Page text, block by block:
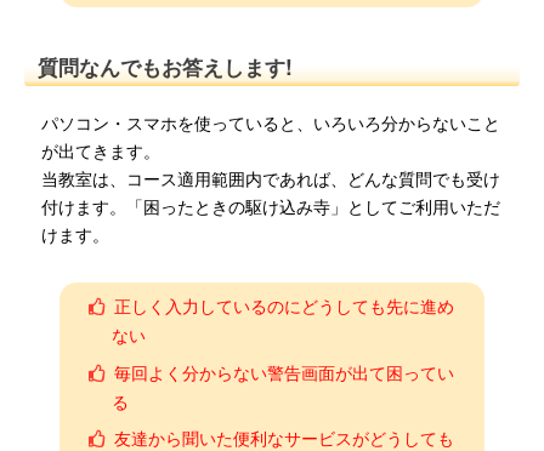
質問なんでもお答えします!
パソコン・スマホを使っていると、いろいろ分からないこと
が出てきます。
当教室は、コース適用範囲内であれば、どんな質問でも受け
付けます。「困ったときの駆け込み寺」としてご利用いただ
けます。
正しく入力しているのにどうしても先に進め
ない
毎回よく分からない警告画面が出て困ってい
る
友達から聞いた便利なサービスがどうしても